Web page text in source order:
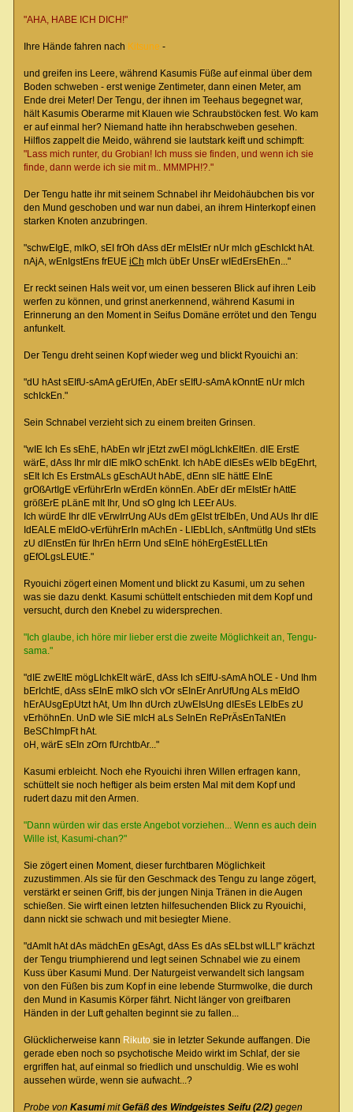
"AHA, HABE ICH DICH!"
Ihre Hände fahren nach Kitsune -
und greifen ins Leere, während Kasumis Füße auf einmal über dem
Boden schweben - erst wenige Zentimeter, dann einen Meter, am
Ende drei Meter! Der Tengu, der ihnen im Teehaus begegnet war,
hält Kasumis Oberarme mit Klauen wie Schraubstöcken fest. Wo kam
er auf einmal her? Niemand hatte ihn herabschweben gesehen.
Hilflos zappelt die Meido, während sie lautstark keift und schimpft:
"Lass mich runter, du Grobian! Ich muss sie finden, und wenn ich sie
finde, dann werde ich sie mit m.. MMMPH!?."
Der Tengu hatte ihr mit seinem Schnabel ihr Meidohäubchen bis vor
den Mund geschoben und war nun dabei, an ihrem Hinterkopf einen
starken Knoten anzubringen.
"schwEIgE, mIkO, sEI frOh dAss dEr mEIstEr nUr mIch gEschIckt hAt.
nAjA, wEnIgstEns frEUE iCh mIch übEr UnsEr wIEdErsEhEn..."
Er reckt seinen Hals weit vor, um einen besseren Blick auf ihren Leib
werfen zu können, und grinst anerkennend, während Kasumi in
Erinnerung an den Moment in Seifus Domäne errötet und den Tengu
anfunkelt.
Der Tengu dreht seinen Kopf wieder weg und blickt Ryouichi an:
"dU hAst sEIfU-sAmA gErUfEn, AbEr sEIfU-sAmA kOnntE nUr mIch
schIckEn."
Sein Schnabel verzieht sich zu einem breiten Grinsen.
"wIE Ich Es sEhE, hAbEn wIr jEtzt zwEI mögLIchkEItEn. dIE ErstE
wärE, dAss Ihr mIr dIE mIkO schEnkt. Ich hAbE dIEsEs wEIb bEgEhrt,
sEIt Ich Es ErstmALs gEschAUt hAbE, dEnn sIE hättE EInE
grOßArtIgE vErführErIn wErdEn könnEn. AbEr dEr mEIstEr hAttE
größErE pLänE mIt Ihr, Und sO gIng Ich LEEr AUs.
Ich würdE Ihr dIE vErwIrrUng AUs dEm gEIst trEIbEn, Und AUs Ihr dIE
IdEALE mEIdO-vErführErIn mAchEn - LIEbLIch, sAnftmütIg Und stEts
zU dIEnstEn für IhrEn hErrn Und sEInE höhErgEstELLtEn
gEfOLgsLEUtE."
Ryouichi zögert einen Moment und blickt zu Kasumi, um zu sehen
was sie dazu denkt. Kasumi schüttelt entschieden mit dem Kopf und
versucht, durch den Knebel zu widersprechen.
"Ich glaube, ich höre mir lieber erst die zweite Möglichkeit an, Tengu-
sama."
"dIE zwEItE mögLIchkEIt wärE, dAss Ich sEIfU-sAmA hOLE - Und Ihm
bErIchtE, dAss sEInE mIkO sIch vOr sEInEr AnrUfUng ALs mEIdO
hErAUsgEpUtzt hAt, Um Ihn dUrch zUwEIsUng dIEsEs LEIbEs zU
vErhöhnEn. UnD wIe SiE mIcH aLs SeInEn RePrÄsEnTaNtEn
BeSChImpFt hAt.
oH, wärE sEIn zOrn fUrchtbAr..."
Kasumi erbleicht. Noch ehe Ryouichi ihren Willen erfragen kann,
schüttelt sie noch heftiger als beim ersten Mal mit dem Kopf und
rudert dazu mit den Armen.
"Dann würden wir das erste Angebot vorziehen... Wenn es auch dein
Wille ist, Kasumi-chan?"
Sie zögert einen Moment, dieser furchtbaren Möglichkeit
zuzustimmen. Als sie für den Geschmack des Tengu zu lange zögert,
verstärkt er seinen Griff, bis der jungen Ninja Tränen in die Augen
schießen. Sie wirft einen letzten hilfesuchenden Blick zu Ryouichi,
dann nickt sie schwach und mit besiegter Miene.
"dAmIt hAt dAs mädchEn gEsAgt, dAss Es dAs sELbst wILL!" krächzt
der Tengu triumphierend und legt seinen Schnabel wie zu einem
Kuss über Kasumi Mund. Der Naturgeist verwandelt sich langsam
von den Füßen bis zum Kopf in eine lebende Sturmwolke, die durch
den Mund in Kasumis Körper fährt. Nicht länger von greifbaren
Händen in der Luft gehalten beginnt sie zu fallen...
Glücklicherweise kann Rikutosie in letzter Sekunde auffangen. Die
gerade eben noch so psychotische Meido wirkt im Schlaf, der sie
ergriffen hat, auf einmal so friedlich und unschuldig. Wie es wohl
aussehen würde, wenn sie aufwacht...?
Probe von KasumimitGefäß des Windgeistes Seifu (2/2)gegen